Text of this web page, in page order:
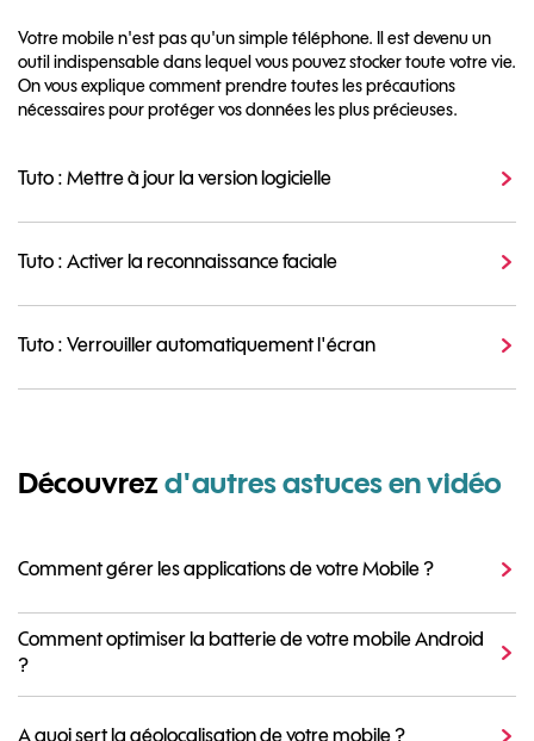
Votre mobile n'est pas qu'un simple téléphone. Il est devenu un
outil indispensable dans lequel vous pouvez stocker toute votre vie.
On vous explique comment prendre toutes les précautions
nécessaires pour protéger vos données les plus précieuses.
Tuto : Mettre à jour la version logicielle
Tuto : Activer la reconnaissance faciale
Tuto : Verrouiller automatiquement l'écran
Découvrezd'autres astuces en vidéo
Comment gérer les applications de votre Mobile ?
Comment optimiser la batterie de votre mobile Android
?
A quoi sert la géolocalisation de votre mobile ?